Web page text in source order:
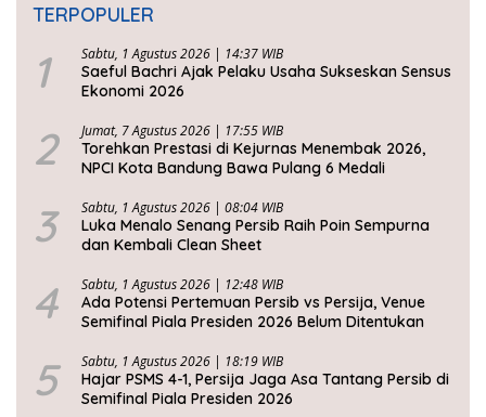
TERPOPULER
1 Sabtu, 1 Agustus 2026 | 14:37 WIB
Saeful Bachri Ajak Pelaku Usaha Sukseskan Sensus
Ekonomi 2026
2 Jumat, 7 Agustus 2026 | 17:55 WIB
Torehkan Prestasi di Kejurnas Menembak 2026,
NPCI Kota Bandung Bawa Pulang 6 Medali
3 Sabtu, 1 Agustus 2026 | 08:04 WIB
Luka Menalo Senang Persib Raih Poin Sempurna
dan Kembali Clean Sheet
4 Sabtu, 1 Agustus 2026 | 12:48 WIB
Ada Potensi Pertemuan Persib vs Persija, Venue
Semifinal Piala Presiden 2026 Belum Ditentukan
5 Sabtu, 1 Agustus 2026 | 18:19 WIB
Hajar PSMS 4-1, Persija Jaga Asa Tantang Persib di
Semifinal Piala Presiden 2026